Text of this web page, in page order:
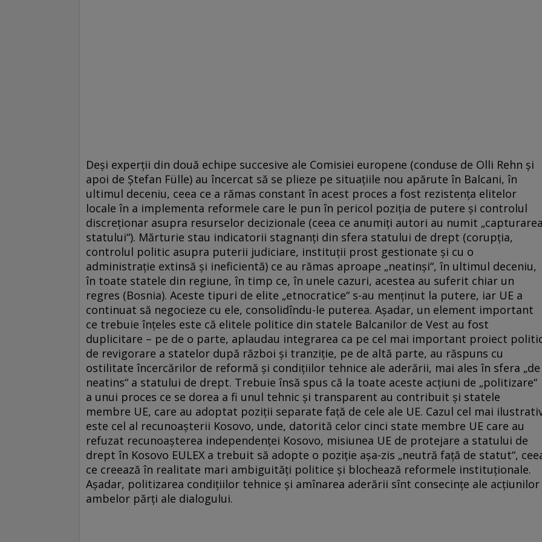
Deşi experţii din două echipe succesive ale Comisiei europene (conduse de Olli Rehn şi
apoi de Ştefan Fülle) au încercat să se plieze pe situaţiile nou apărute în Balcani, în
ultimul deceniu, ceea ce a rămas constant în acest proces a fost rezistenţa elitelor
locale în a implementa reformele care le pun în pericol poziţia de putere şi controlul
discreţionar asupra resurselor decizionale (ceea ce anumiţi autori au numit
statului“). Mărturie stau indicatorii stagnanţi din sfera statului de drept (corupţia,
controlul politic asupra puterii judiciare, instituţii prost gestionate şi cu o
administraţie extinsă şi ineficientă) ce au rămas aproape „neatinşi“, în ultimul deceniu,
în toate statele din regiune, în timp ce, în unele cazuri, acestea au suferit chiar un
regres (Bosnia). Aceste tipuri de elite „etnocratice“ s-au menţinut la putere, iar UE a
continuat să negocieze cu ele, consolidîndu-le puterea. Aşadar, un element important
ce trebuie înţeles este că elitele politice din statele Balcanilor de Vest au fost
duplicitare – pe de o parte, aplaudau integrarea ca pe cel mai important proiect
de revigorare a statelor după război şi tranziţie, pe de altă parte, au răspuns cu
ostilitate încercărilor de reformă şi condiţiilor tehnice ale aderării, mai ales în sfera „de
neatins“ a statului de drept. Trebuie însă spus că la toate aceste acţiuni de „politizare“
a unui proces ce se dorea a fi unul tehnic şi transparent au contribuit şi statele
membre UE, care au adoptat poziţii separate faţă de cele ale UE. Cazul cel mai
este cel al recunoaşterii Kosovo, unde, datorită celor cinci state membre UE care au
refuzat recunoaşterea independenţei Kosovo, misiunea UE de protejare a statului de
drept în Kosovo EULEX a trebuit să adopte o poziţie aşa-zis „neutră faţă de statut“,
ce creează în realitate mari ambiguităţi politice şi blochează reformele instituţionale.
Aşadar, politizarea condiţiilor tehnice şi amînarea aderării sînt consecinţe ale acţiunilor
ambelor părţi ale dialogului.